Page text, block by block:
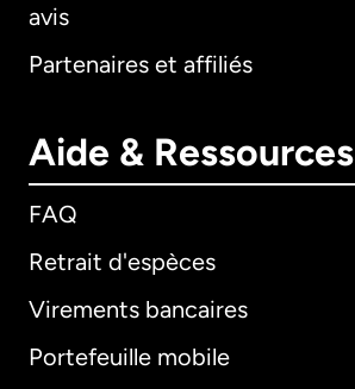
avis
Partenaires et affiliés
Aide & Ressources
FAQ
Retrait d'espèces
Virements bancaires
Portefeuille mobile